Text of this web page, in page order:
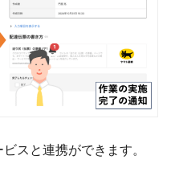
スと連携ができます。